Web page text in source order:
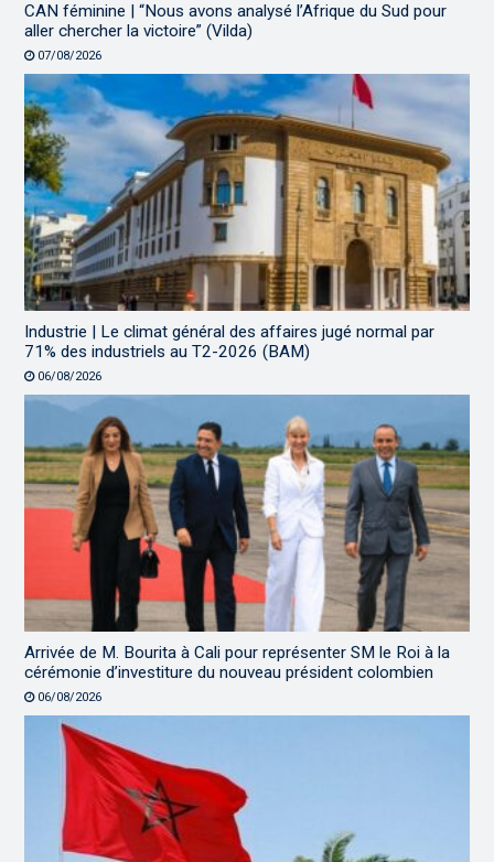
CAN féminine | “Nous avons analysé l’Afrique du Sud pour
aller chercher la victoire” (Vilda)
07/08/2026
Industrie | Le climat général des affaires jugé normal par
71% des industriels au T2-2026 (BAM)
06/08/2026
Arrivée de M. Bourita à Cali pour représenter SM le Roi à la
cérémonie d’investiture du nouveau président colombien
06/08/2026